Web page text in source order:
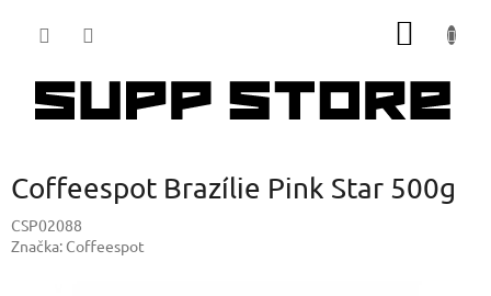
Coffeespot Brazílie Pink Star 500g
CSP02088
Značka: Coffeespot